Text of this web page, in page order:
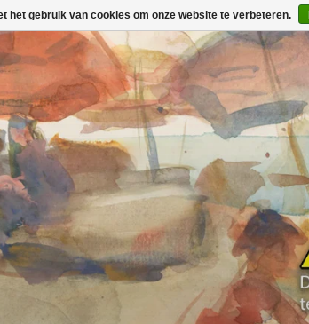
het gebruik van cookies om onze website te verbeteren.